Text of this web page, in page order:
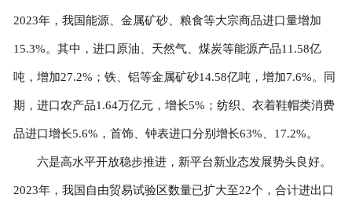
2023年，我国能源、金属矿砂、粮食等大宗商品进口量增加
15.3%。其中，进口原油、天然气、煤炭等能源产品11.58亿
吨，增加27.2%；铁、铝等金属矿砂14.58亿吨，增加7.6%。同
期，进口农产品1.64万亿元，增长5%；纺织、衣着鞋帽类消费
品进口增长5.6%，首饰、钟表进口分别增长63%、17.2%。
六是高水平开放稳步推进，新平台新业态发展势头良好。
2023年，我国自由贸易试验区数量已扩大至22个，合计进出口